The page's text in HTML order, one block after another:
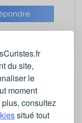
du site,
le
moment
consultez
situé tout
de
car ?
ragonle 06/03/2024